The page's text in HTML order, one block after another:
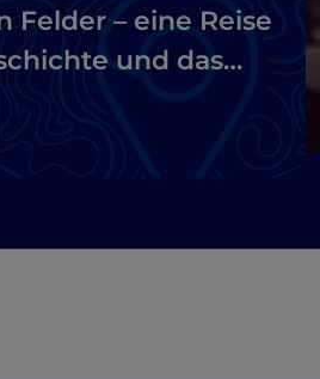
Felder – eine Reise
und das